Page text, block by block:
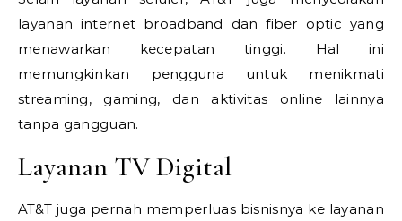
layanan internet broadband dan fiber optic yang
menawarkan kecepatan tinggi. Hal ini
memungkinkan pengguna untuk menikmati
streaming, gaming, dan aktivitas online lainnya
tanpa gangguan.
Layanan TV Digital
AT&T juga pernah memperluas bisnisnya ke layanan